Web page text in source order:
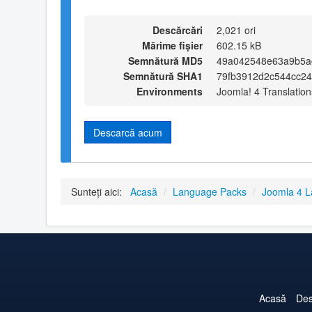
Descărcări
2,021 ori
Mărime fișier
602.15 kB
Semnătură MD5
Semnătură SHA1
Environments
Joomla! 4
Descarcă acum
Sunteți aici: Acasă / Language Packs / Joomla 4
Acasă